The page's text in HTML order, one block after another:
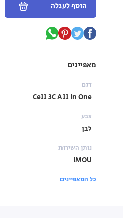
הוסף לעגלה
מאפיינים
דגם
Cell 3C All In One
צבע
לבן
נותן השירות
IMOU
כל המאפיינים